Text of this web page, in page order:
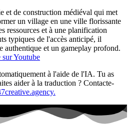
et de construction médiéval qui met
un village en une ville florissante
ressources et à une planification
typiques de l'accès anticipé, il
authentique et un gameplay profond.
Youtube
à l'aide de l'IA. Tu as
aider à la traduction ? Contacte-